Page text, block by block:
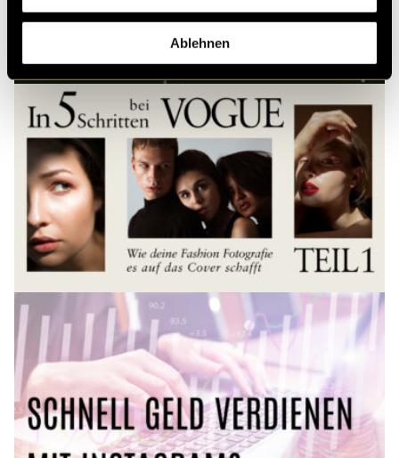
Ablehnen